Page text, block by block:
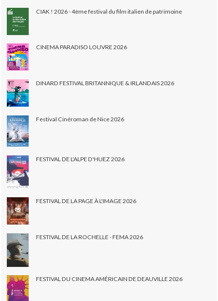
CIAK ! 2026 - 4ème festival du film italien de patrimoine
CINEMA PARADISO LOUVRE 2026
DINARD FESTIVAL BRITANNIQUE & IRLANDAIS 2026
Festival Cinéroman de Nice 2026
FESTIVAL DE L'ALPE D'HUEZ 2026
FESTIVAL DE LA PAGE À L'IMAGE 2026
FESTIVAL DE LA ROCHELLE - FEMA 2026
FESTIVAL DU CINEMA AMÉRICAIN DE DEAUVILLE 2026